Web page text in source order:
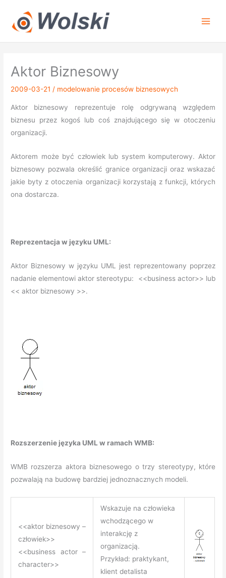
treści
Aktor Biznesowy
2009-03-21/ modelowanie procesów biznesowych
Aktor biznesowy reprezentuje rolę odgrywaną względem
biznesu przez kogoś lub coś znajdującego się w otoczeniu
organizacji.
Aktorem może być człowiek lub system komputerowy. Aktor
biznesowy pozwala określić granice organizacji oraz wskazać
jakie byty z otoczenia organizacji korzystają z funkcji, których
ona dostarcza.
Reprezentacja w języku UML:
Aktor Biznesowy w języku UML jest reprezentowany poprzez
nadanie elementowi aktor stereotypu: <<business actor>> lub
<< aktor biznesowy >>.
Rozszerzenie języka UML w ramach WMB:
WMB rozszerza aktora biznesowego o trzy stereotypy, które
pozwalają na budowę bardziej jednoznacznych modeli.
<<aktor biznesowy –
człowiek>>
<<business actor –
character>>
Wskazuje na człowieka
wchodzącego w
interakcję z
organizacją.
Przykład: praktykant,
klient detalista